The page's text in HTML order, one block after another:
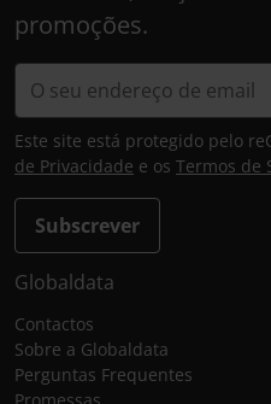
promoções.
Subscrever
Este site está protegido pelo
de Privacidade e os Termos de
Globaldata
Contactos
Sobre a Globaldata
Perguntas Frequentes